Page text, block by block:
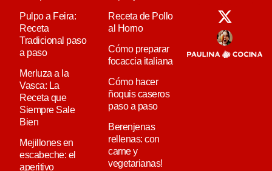
Pulpo a Feira:
Receta
Tradicional paso
a paso
Merluza a la
Vasca: La
Receta que
Siempre Sale
Bien
Mejillones en
escabeche: el
aperitivo
Receta de Pollo
al Horno
Cómo preparar
focaccia italiana
Cómo hacer
ñoquis caseros
paso a paso
Berenjenas
rellenas: con
carne y
vegetarianas!